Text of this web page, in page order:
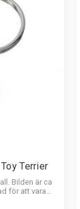
Terrier
Bilden är ca
för att vara